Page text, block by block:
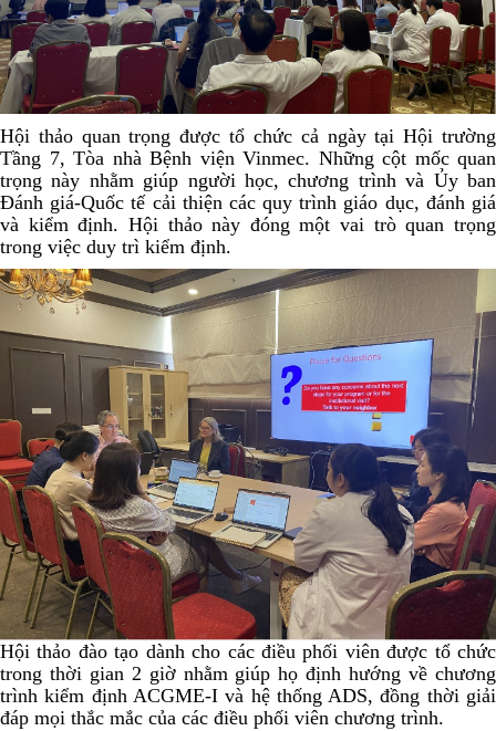
Hội thảo quan trọng được tổ chức cả ngày tại Hội trường
Tầng 7, Tòa nhà Bệnh viện Vinmec. Những cột mốc quan
trọng này nhằm giúp người học, chương trình và Ủy ban
Đánh giá-Quốc tế cải thiện các quy trình giáo dục, đánh giá
và kiểm định. Hội thảo này đóng một vai trò quan trọng
trong việc duy trì kiểm định.
Hội thảo đào tạo dành cho các điều phối viên được tổ chức
trong thời gian 2 giờ nhằm giúp họ định hướng về chương
trình kiểm định ACGME-I và hệ thống ADS, đồng thời giải
đáp mọi thắc mắc của các điều phối viên chương trình.